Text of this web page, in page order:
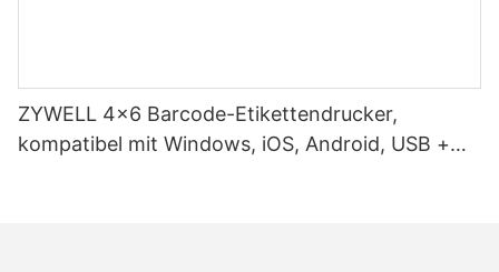
ZYWELL 4x6 Barcode-Etikettendrucker,
kompatibel mit Windows, iOS, Android, USB +